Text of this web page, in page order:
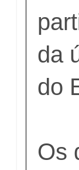
da
do
Os